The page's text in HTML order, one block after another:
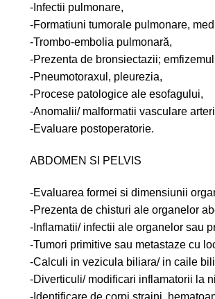
-Infectii pulmonare,
-Formatiuni tumorale pulmonare,
-Trombo-embolia pulmonară,
-Prezenta de bronsiectazii;
-Pneumotoraxul, pleurezia,
-Procese patologice ale esofagului,
-Anomalii/ malformatii vasculare
-Evaluare postoperatorie.
ABDOMEN SI PELVIS
-Evaluarea formei si dimensiunii
-Prezenta de chisturi ale organelor
-Inflamatii/ infectii ale organelor sau
-Tumori primitive sau metastaze cu
-Calculi in vezicula biliara/ in caile
-Diverticuli/ modificari inflamatorii la
-Identificare de corpi straini,